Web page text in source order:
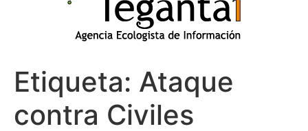
Etiqueta: Ataque
contra Civiles